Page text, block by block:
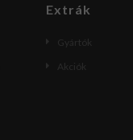
Extrák
Gyártók
Akciók